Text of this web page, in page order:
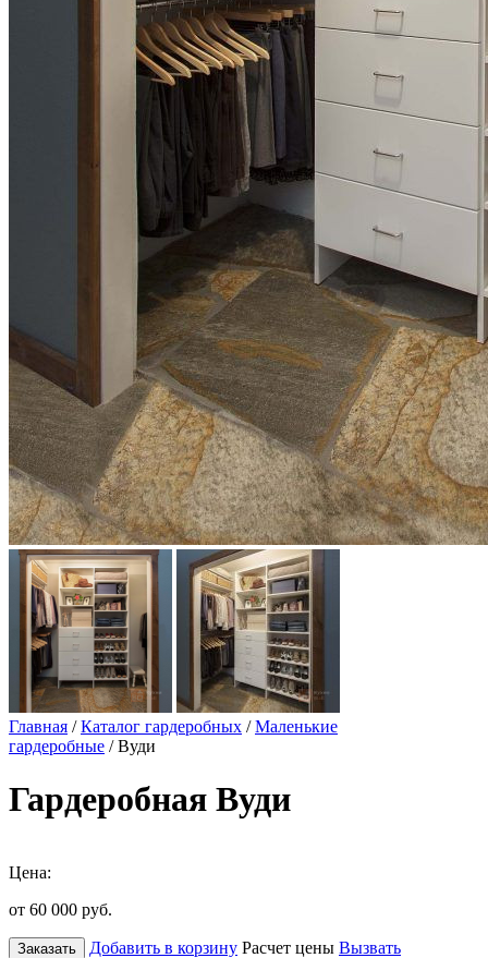
Главная /Каталог гардеробных /Маленькие
гардеробные / Вуди
Гардеробная Вуди
Цена:
от 60 000 руб.
Заказать Добавить в корзину Расчет цены Вызвать